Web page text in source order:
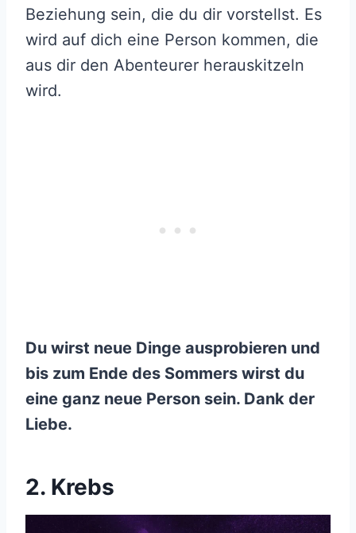
Beziehung sein, die du dir vorstellst. Es
wird auf dich eine Person kommen, die
aus dir den Abenteurer herauskitzeln
wird.
Du wirst neue Dinge ausprobieren und
bis zum Ende des Sommers wirst du
eine ganz neue Person sein. Dank der
Liebe.
2. Krebs